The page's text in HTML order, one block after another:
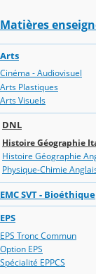
Matières
Arts
Cinéma - Audiovisuel
Arts Plastiques
Arts Visuels
DNL
Histoire Géographie
Histoire Géographie
Physique-Chimie
EMC SVT - Bioéthique
EPS
EPS Tronc Commun
Option EPS
Spécialité EPPCS